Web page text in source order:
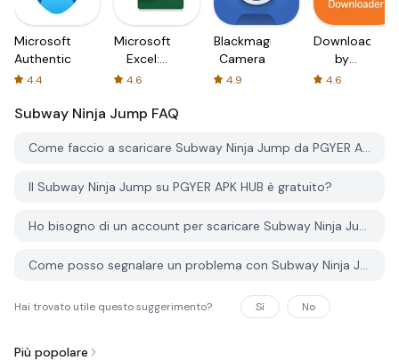
Microsoft
Authenticator
4.4
Microsoft
Excel:
Spreadsheets
4.6
Blackmagic
Camera
4.9
Downloader
by
AFTVnews
4.6
Subway Ninja Jump FAQ
Come faccio a scaricare Subway Ninja Jump da PGYER APK HUB?
Il Subway Ninja Jump su PGYER APK HUB è gratuito?
Ho bisogno di un account per scaricare Subway Ninja Jump da PGYER APK HUB?
Come posso segnalare un problema con Subway Ninja Jump su PGYER APK HUB?
Hai trovato utile questo suggerimento? Sì No
Più popolare